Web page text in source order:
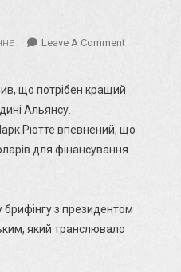
Leave A CommentOn
Що
Знайдуть
$15
України
Через
що потрібен кращий
Альянсу.
Рютте впевнений, що
для фінансування
брифінгу з президентом
який транслювало